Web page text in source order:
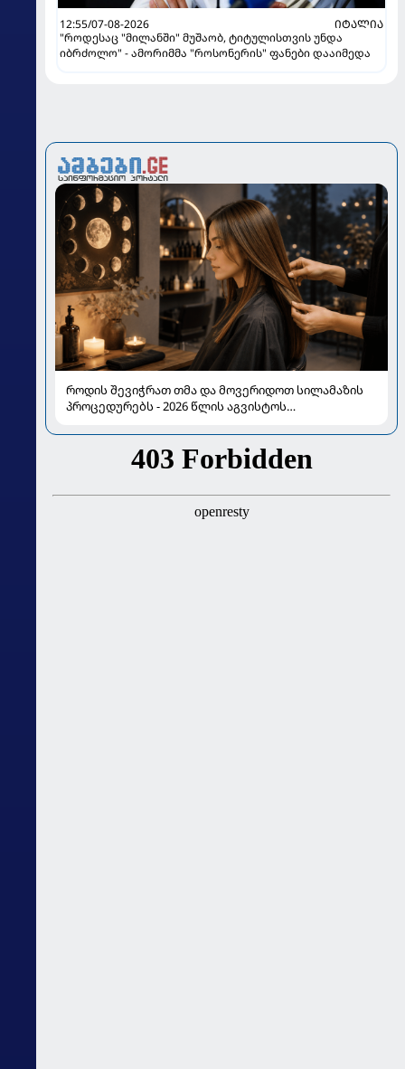
12:55/07-08-2026
ᲘᲢᲐᲚᲘᲐ
"როდესაც "მილანში" მუშაობ, ტიტულისთვის უნდა
იბრძოლო" - ამორიმმა "როსონერის" ფანები დააიმედა
როდის შევიჭრათ თმა და მოვერიდოთ სილამაზის
პროცედურებს - 2026 წლის აგვისტოს